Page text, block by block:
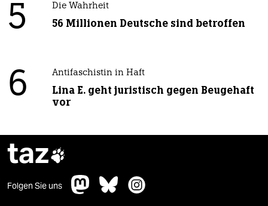
5 Die Wahrheit
56 Millionen Deutsche sind betroffen
6 Antifaschistin in Haft
Lina E. geht juristisch gegen Beugehaft
vor
taz
Folgen Sie uns